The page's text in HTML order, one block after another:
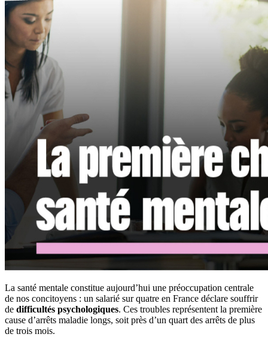
La santé mentale constitue aujourd’hui une préoccupation centrale
de nos concitoyens : un salarié sur quatre en France déclare souffrir
de difficultés psychologiques. Ces troubles représentent la première
cause d’arrêts maladie longs, soit près d’un quart des arrêts de plus
de trois mois.